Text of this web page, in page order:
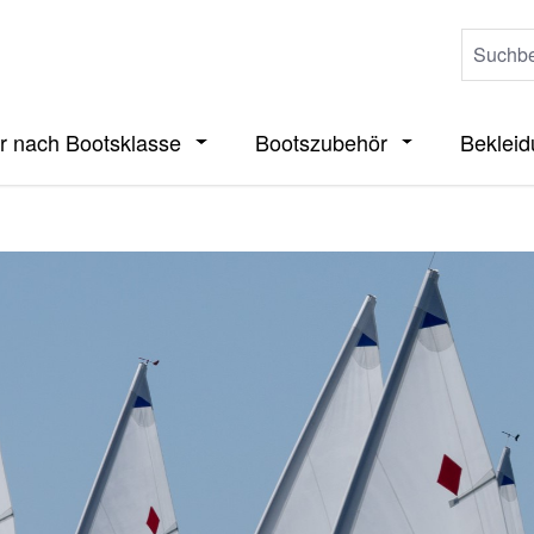
das Dropdown der Kategorie Boote
nach Bootsklasse Öffne oder Schließe das Dropdown
Bootszubehör Öffne oder